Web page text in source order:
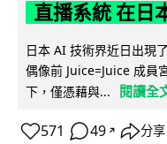
直播系統 在日
日本 AI 技術界近日出現
偶像前 Juice=Juice 成員
下，僅憑藉與...
閱讀全
571 49 ↗ 分享